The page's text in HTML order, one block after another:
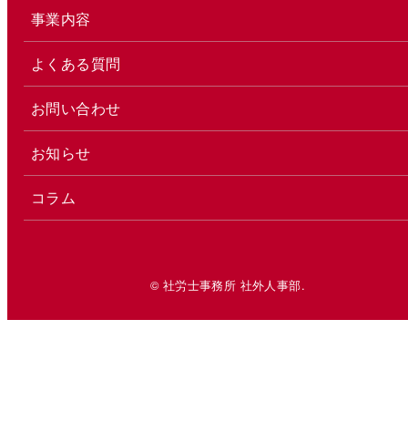
事業内容
よくある質問
お問い合わせ
お知らせ
コラム
© 社労士事務所 社外人事部.